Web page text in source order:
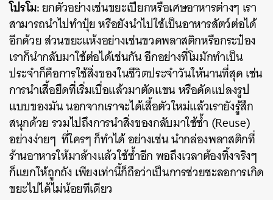
โปรโม:ยกตัวอย่างเช่นขยะเปียกหรือเศษอาหารต่างๆ เรา
สามารถนำไปทำปุ๋ย หรือยังนำไปใช้เป็นอาหารสัตว์ต่อได้
อีกด้วย ส่วนขยะแห้งอย่างเช่นขวดพลาสติกหรือกระป๋อง
เราก็นำกลับมาใช้ต่อได้เช่นกัน อีกอย่างที่โมมักทำเป็น
ประจำก็คือการใช้สิ่งของในชีวิตประจำวันให้นานที่สุด เช่น
การนำเสื้อยืดที่เริ่มเบื่อแล้วมาตัดแขน หรือดัดแปลงรูป
แบบของมัน นอกจากเราจะได้เสื้อตัวใหม่แล้วเรายังรู้สึก
สนุกด้วย รวมไปถึงการนำสิ่งของกลับมาใช้ซ้ำ (Reuse)
อย่างง่ายๆ ที่ใครๆ ก็ทำได้ อย่างเช่น นำกล่องพลาสติกที่
ร้านอาหารให้มาล้างแล้วใช้ซ้ำอีก พอถึงเวลาต้องทิ้งจริงๆ
ก็แยกให้ถูกถัง เพียงเท่านี้ก็ถือว่าเป็นการช่วยชะลอการเกิด
ขยะไปได้ไม่น้อยทีเดียว